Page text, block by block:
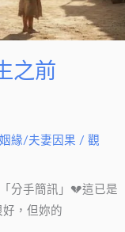
之前
緣/夫妻因果 / 觀
分手簡訊」💔這已是
，但妳的